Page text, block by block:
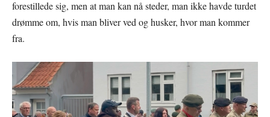
forestillede sig, men at man kan nå steder, man ikke havde turdet
drømme om, hvis man bliver ved og husker, hvor man kommer
fra.